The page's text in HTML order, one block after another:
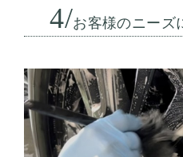
4/お客様のニーズ